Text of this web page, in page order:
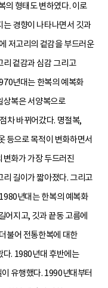
의 형태도 변하였다. 이로
경향이 나타나면서 깃과
저고리의 겉감을 부드러운
리 겉감과 심감 그리고
년대는 한복의 예복화
상복은 서양복으로
차 바뀌어갔다. 명절복,
등으로 목적이 변화하면서
변화가 가장 두드러진
길이가 짧아졌다. 그리고
년대는 한복의 예복화
어지고, 깃과 끝동 고름에
불어 전통한복에 대한
다. 1980년대 후반에는
유행했다. 1990년대부터